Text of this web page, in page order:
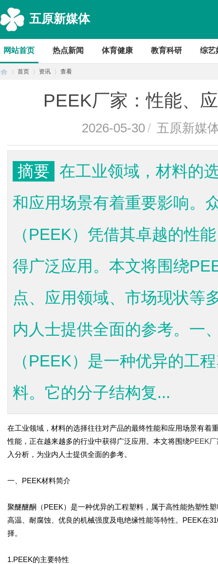
五原新媒体
网站首页 热点新闻 体育健康 教育科研 综艺
首页 资讯 查看
PEEK厂家：性能、
2026-05-30/ 五原新媒
摘要 在工业领域，材料的
和应用场景有着重要影响。
（PEEK）凭借其卓越的性
得广泛应用。本文将围绕
点、应用领域、市场现状等
内人士提供全面的参考。一
（PEEK）是一种优异的工
料。它的分子结构复...
在工业领域，材料的选择往往对产品的最终性能和应用场景有着
性能，正在越来越多的行业中获得广泛应用。本文将围绕PEEK厂
入分析，为业内人士提供全面的参考。
一、PEEK材料简介
聚醚醚酮（PEEK）是一种优异的工程塑料，属于高性能热塑性
高温、耐腐蚀、优良的机械强度及电绝缘性能等特性。PEEK在
择。
1.PEEK的主要特性